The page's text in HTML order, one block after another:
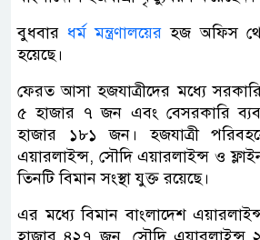
বুধবারধর্ম মন্ত্রণালয়েরহজ অফিস
হয়েছে।
ফেরত আসা হজযাত্রীদের মধ্যে সরকারি
৫ হাজার ৭ জন এবং বেসরকারি
হাজার ১৮১ জন। হজযাত্রী
এয়ারলাইন্স, সৌদি এয়ারলাইন্স ও
তিনটি বিমান সংস্থা যুক্ত রয়েছে।
এর মধ্যে বিমান বাংলাদেশ